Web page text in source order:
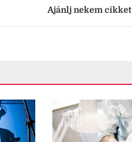
Ajánlj nekem cikket